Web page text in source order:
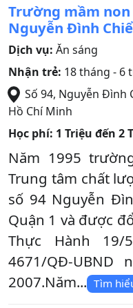
Trường mầm non
Nguyễn Đình
Dịch vụ: Ăn sáng
Nhận trẻ: 18 tháng - 6
Số 94, Nguyễn Đình
Hồ Chí Minh
Học phí: 1 Triệu đến 2
Năm 1995
Trung tâm chất
số 94 Nguyễn
Quận 1 và được
Thực Hành
4671/QĐ-UBND
2007.Năm... Tìm